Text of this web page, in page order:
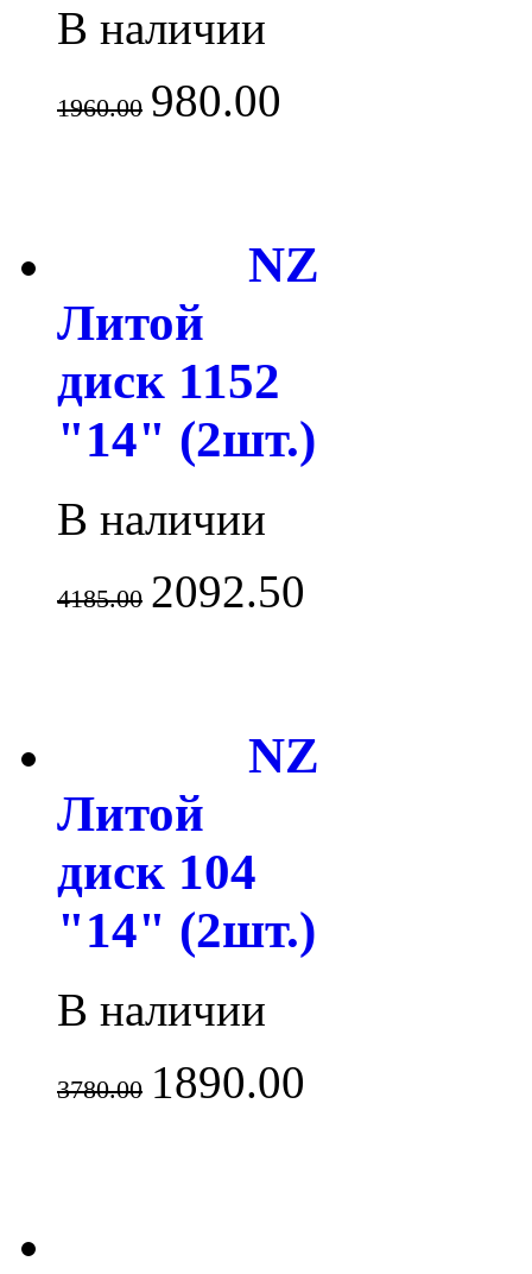
В наличии
1960.00 980.00
NZ
Литой
диск 1152
"14" (2шт.)
В наличии
4185.00 2092.50
NZ
Литой
диск 104
"14" (2шт.)
В наличии
3780.00 1890.00